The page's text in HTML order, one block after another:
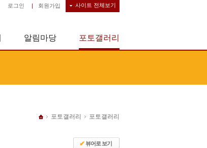
사이트 전체보기
로그인 | 회원가입
알림마당 포토갤러리
포토갤러리 포토갤러리
✔뷰어로 보기